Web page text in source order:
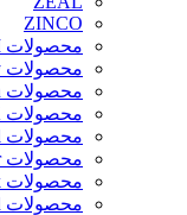
ZINCO
محصولات 3M
محصولات arkray
محصولات Artan
محصولات ATK
محصولات B.Well
محصولات beurer
محصولات brisk
محصولات canped